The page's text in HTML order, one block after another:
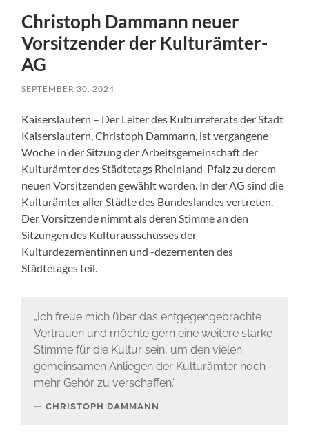
Christoph Dammann neuer
Vorsitzender der Kulturämter-
AG
SEPTEMBER 30, 2024
Kaiserslautern – Der Leiter des Kulturreferats der Stadt
Kaiserslautern, Christoph Dammann, ist vergangene
Woche in der Sitzung der Arbeitsgemeinschaft der
Kulturämter des Städtetags Rheinland-Pfalz zu derem
neuen Vorsitzenden gewählt worden. In der AG sind die
Kulturämter aller Städte des Bundeslandes vertreten.
Der Vorsitzende nimmt als deren Stimme an den
Sitzungen des Kulturausschusses der
Kulturdezernentinnen und -dezernenten des
Städtetages teil.
„Ich freue mich über das entgegengebrachte
Vertrauen und möchte gern eine weitere starke
Stimme für die Kultur sein, um den vielen
gemeinsamen Anliegen der Kulturämter noch
mehr Gehör zu verschaffen.“
CHRISTOPH DAMMANN